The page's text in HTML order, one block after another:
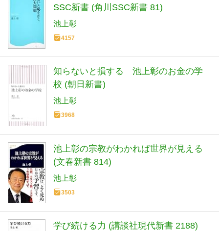
SSC新書 (角川SSC新書 81)
池上彰
4157
知らないと損する 池上彰のお金の学
校 (朝日新書)
池上彰
3968
池上彰の宗教がわかれば世界が見える
(文春新書 814)
池上彰
3503
学び続ける力 (講談社現代新書 2188)